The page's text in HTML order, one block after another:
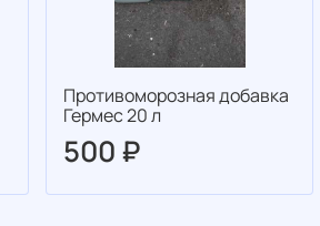
Противоморозная добавка
Гермес 20 л
500 ₽